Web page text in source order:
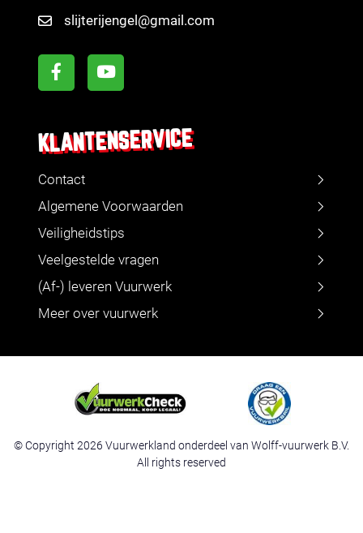
slijterijengel@gmail.com
KLANTENSERVICE
Contact
Algemene Voorwaarden
Veiligheidstips
Veelgestelde vragen
(Af-) leveren Vuurwerk
Meer over vuurwerk
© Copyright 2026 Vuurwerkland onderdeel van Wolff-vuurwerk B.V.
All rights reserved